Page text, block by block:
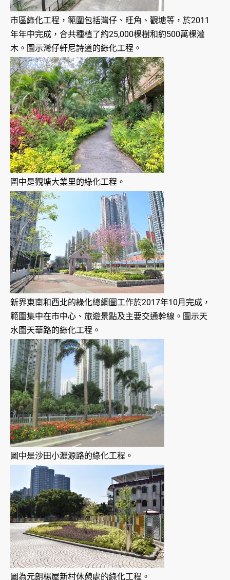
市區綠化工程，範圍包括灣仔、旺角、觀塘等，於2011
年年中完成，合共種植了約25,000棵樹和約500萬棵灌
木。圖示灣仔軒尼詩道的綠化工程。
圖中是觀塘大業里的綠化工程。
新界東南和西北的綠化總綱圖工作於2017年10月完成，
範圍集中在市中心、旅遊景點及主要交通幹線。圖示天
水圍天華路的綠化工程。
圖中是沙田小瀝源路的綠化工程。
圖為元朗楊屋新村休憩處的綠化工程。